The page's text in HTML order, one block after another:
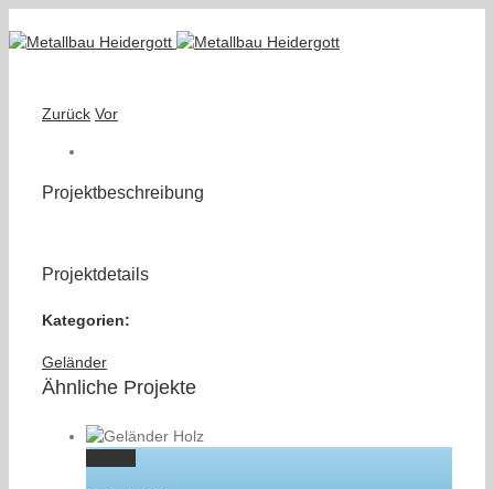
Zurück Vor
Projektbeschreibung
Projektdetails
Kategorien:
Geländer
Ähnliche Projekte